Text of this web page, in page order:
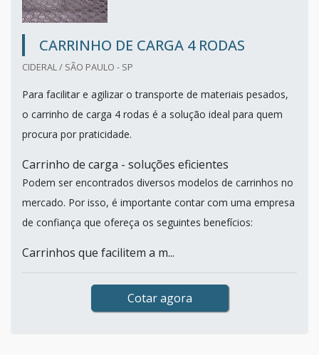
CARRINHO DE CARGA 4 RODAS
CIDERAL / SÃO PAULO - SP
Para facilitar e agilizar o transporte de materiais pesados,
o carrinho de carga 4 rodas é a solução ideal para quem
procura por praticidade.
Carrinho de carga - soluções eficientes
Podem ser encontrados diversos modelos de carrinhos no
mercado. Por isso, é importante contar com uma empresa
de confiança que ofereça os seguintes benefícios:
Carrinhos que facilitem a m...
Cotar agora